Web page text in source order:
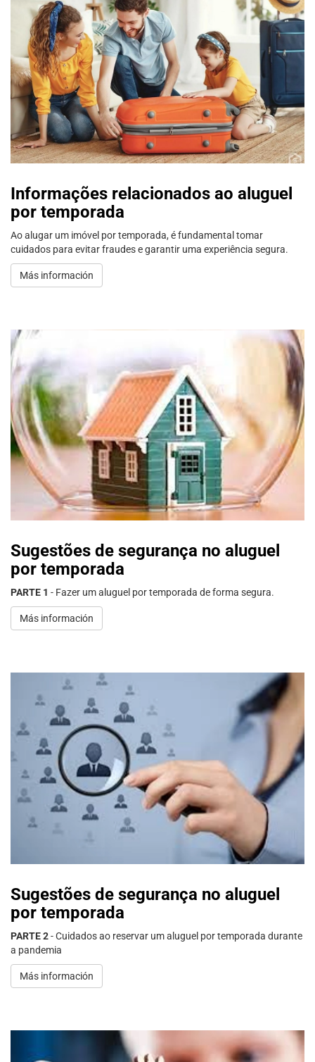
Informações relacionados ao aluguel
por temporada
Ao alugar um imóvel por temporada, é fundamental tomar
cuidados para evitar fraudes e garantir uma experiência segura.
Más información
Sugestões de segurança no aluguel
por temporada
PARTE 1 - Fazer um aluguel por temporada de forma segura.
Más información
Sugestões de segurança no aluguel
por temporada
PARTE 2- Cuidados ao reservar um aluguel por temporada durante
a pandemia
Más información